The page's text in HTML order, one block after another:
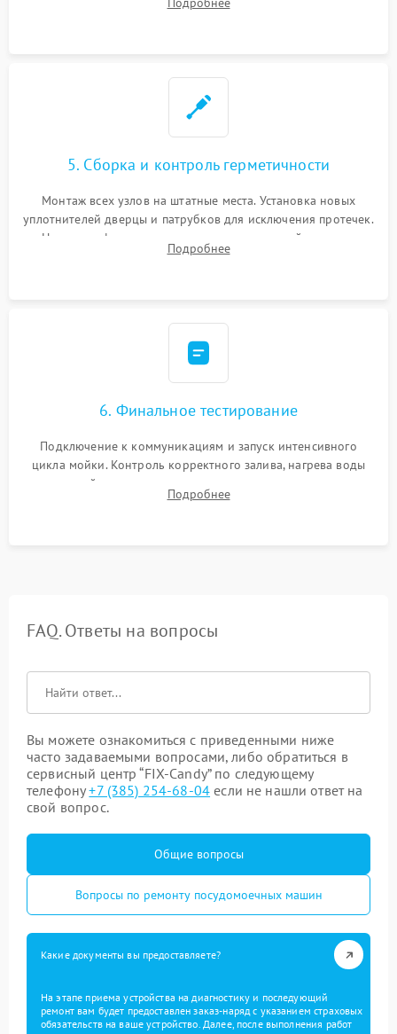
управления, восстановление поврежденной проводки.
5. Сборка и контроль герметичности
Монтаж всех узлов на штатные места. Установка новых
уплотнителей дверцы и патрубков для исключения протечек.
Надежная фиксация хомутов гидравлической системы,
сборка корпуса и установка датчика поплавка.
Подробнее
6. Финальное тестирование
Подключение к коммуникациям и запуск интенсивного
цикла мойки. Контроль корректного залива, нагрева воды
до нужной температуры, отсутствия посторонних шумов,
штатного слива и абсолютной сухости в поддоне.
Подробнее
FAQ. Ответы на вопросы
Вы можете ознакомиться с приведенными ниже
часто задаваемыми вопросами, либо обратиться в
сервисный центр “FIX-Candy” по следующему
телефону+7 (385) 254-68-04 если не нашли ответ на
свой вопрос.
Общие вопросы
Вопросы по ремонту посудомоечных машин
Какие документы вы предоставляете?
На этапе приема устройства на диагностику и последующий
ремонт вам будет предоставлен заказ-наряд с указанием страховых
обязательств на ваше устройство. Далее, после выполнения работ